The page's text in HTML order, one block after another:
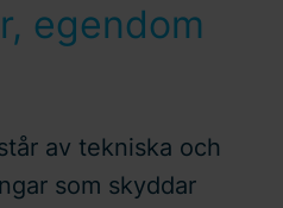
egendom
av tekniska och
som skyddar